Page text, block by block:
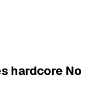
hardcore No